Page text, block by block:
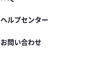
ヘルプセンター
お問い合わせ